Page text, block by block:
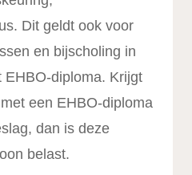
Dit geldt ook voor
en bijscholing in
EHBO-diploma. Krijgt
een EHBO-diploma
dan is deze
belast.